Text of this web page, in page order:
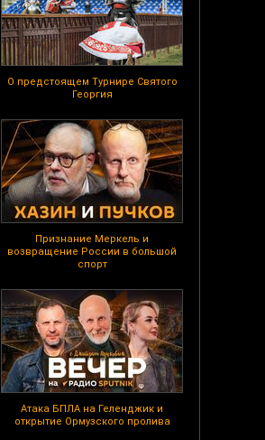
О предстоящем Турнире Святого
Георгия
Признание Меркель и
возвращение России в большой
спорт
Атака БПЛА на Геленджик и
открытие Ормузского пролива